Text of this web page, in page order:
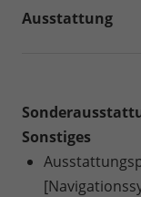
Ausstattung
Sonstiges